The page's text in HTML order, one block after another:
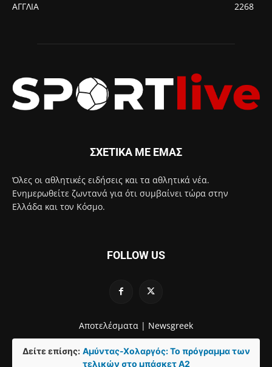
ΑΓΓΛΙΑ
2268
ΣΧΕΤΙΚΑ ΜΕ ΕΜΑΣ
Όλες οι αθλητικές ειδήσεις και τα αθλητικά νέα.
Ενημερωθείτε ζωντανά για ότι συμβαίνει τώρα στην
Ελλάδα και τον Κόσμο.
FOLLOW US
Αποτελέσματα | Newsgreek
Δείτε επίσης: Αμύντας-Χολαργός: Το πρόγραμμα των
τελικών στο μπάσκετ A2